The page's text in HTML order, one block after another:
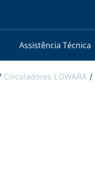
Assistência Técnica
Circuladores LOWARA /